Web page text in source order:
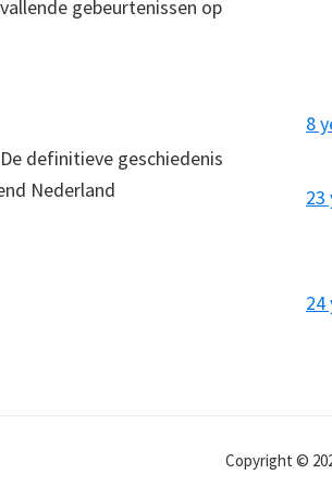
gebeurtenissen op
definitieve geschiedenis
Nederland
8
23
24
Copyright ©